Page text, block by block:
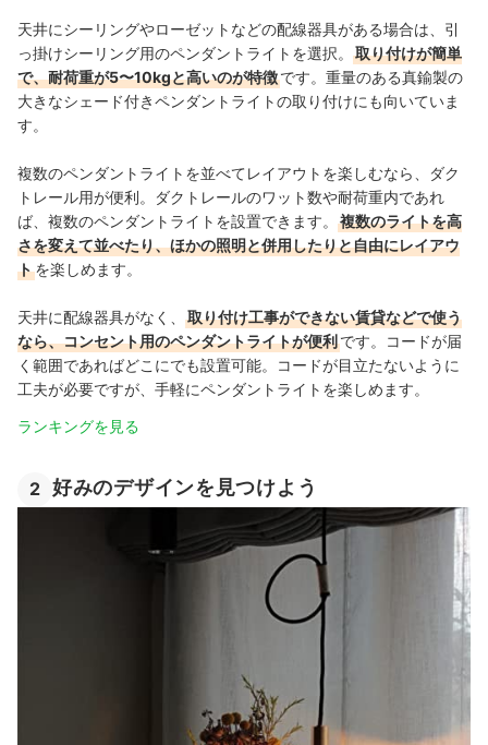
天井にシーリングやローゼットなどの配線器具がある場合は、引
っ掛けシーリング用のペンダントライトを選択。
取り付けが簡単
で、耐荷重が5〜10kgと高いのが特徴です。重量のある真鍮製の
大きなシェード付きペンダントライトの取り付けにも向いていま
す。
複数のペンダントライトを並べてレイアウトを楽しむなら、ダク
トレール用が便利。ダクトレールのワット数や耐荷重内であれ
ば、複数のペンダントライトを設置できます。
複数のライトを高
さを変えて並べたり、ほかの照明と併用したりと自由にレイアウ
トを楽しめます。
天井に配線器具がなく、
取り付け工事ができない賃貸などで使う
なら、コンセント用のペンダントライトが便利です。コードが届
く範囲であればどこにでも設置可能。コードが目立たないように
工夫が必要ですが、手軽にペンダントライトを楽しめます。
ランキングを見る
2 好みのデザインを見つけよう